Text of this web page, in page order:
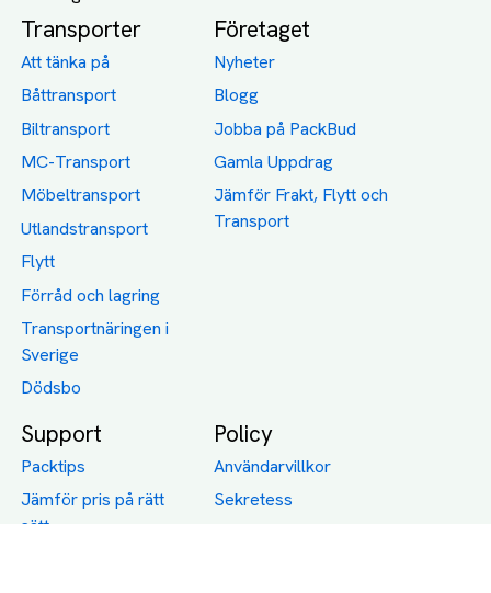
Transporter
Att tänka på
Båttransport
Biltransport
MC-Transport
Möbeltransport
Utlandstransport
Flytt
Förråd och lagring
Transportnäringen i
Sverige
Dödsbo
Företaget
Nyheter
Blogg
Jobba på PackBud
Gamla Uppdrag
Jämför Frakt, Flytt och
Transport
Support
Packtips
Jämför pris på rätt
sätt
Policy
Användarvillkor
Sekretess